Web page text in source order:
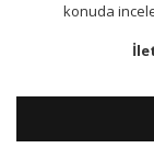
konuda